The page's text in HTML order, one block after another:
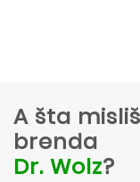
A šta
brenda
Dr. Wolz?